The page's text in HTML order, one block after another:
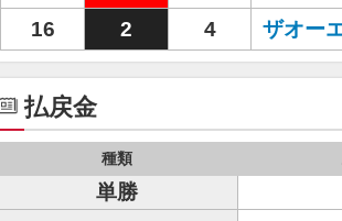
16
2 4 ザオー
払戻金
種類
単勝